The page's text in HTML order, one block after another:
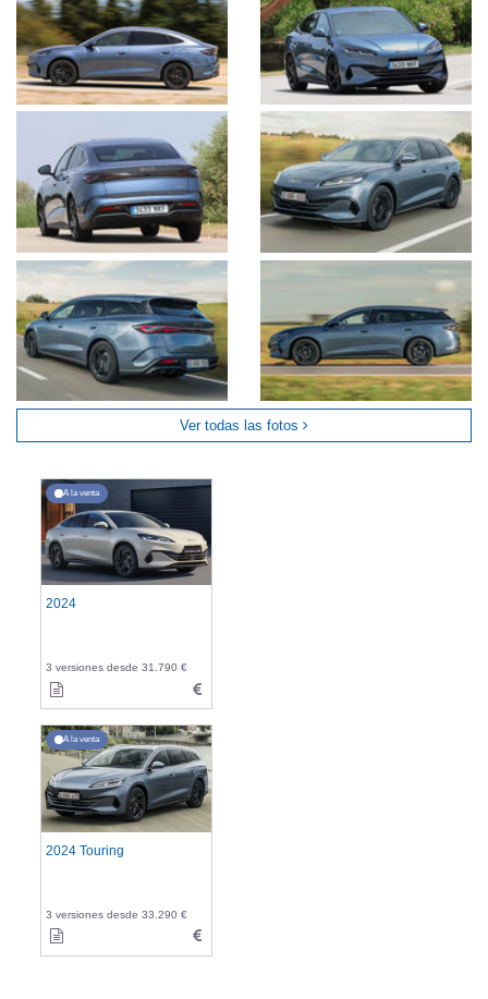
Ver todas las fotos
A la venta
2024
3 versiones desde 31.790 €
A la venta
2024 Touring
3 versiones desde 33.290 €